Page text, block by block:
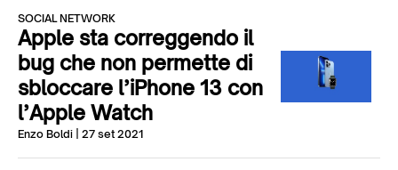
SOCIAL NETWORK
Apple sta correggendo il
bug che non permette di
sbloccare l’iPhone 13 con
l’Apple Watch
Enzo Boldi | 27 set 2021